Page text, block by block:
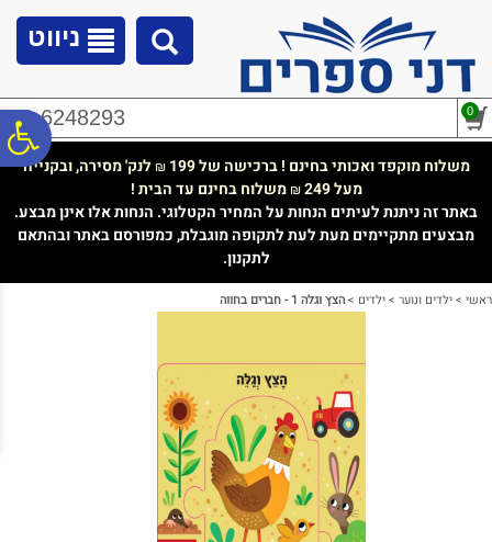
נגישות
ניווט
02-6248293 0
משלוח מוקפד ואכותי בחינם ! ברכישה של 199 ₪ לנק' מסירה, ובקנייה
מעל 249
₪משלוח בחינם עד הבית !
באתר זה ניתנת לעיתים הנחות על המחיר הקטלוגי. הנחות אלו אינן מבצע.
מבצעים מתקיימים מעת לעת לתקופה מוגבלת, כמפורסם באתר ובהתאם
לתקנון.
ראשי >ילדים ונוער >ילדים >הצץ וגלה 1 - חברים בחווה